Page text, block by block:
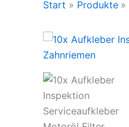
Start Produkte